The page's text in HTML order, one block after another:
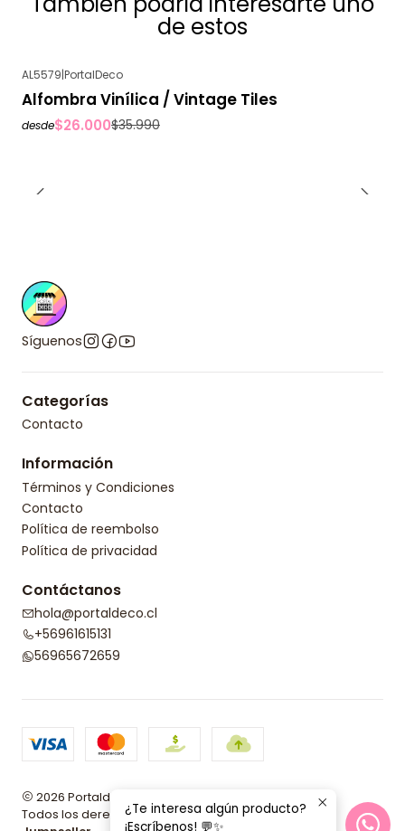
de estos
AL5579|PortalDeco
Alfombra Vinílica / Vintage Tiles
desde$26.000$35.990
Síguenos
Categorías
Contacto
Información
Términos y Condiciones
Contacto
Política de reembolso
Política de privacidad
Contáctanos
hola@portaldeco.cl
+56961615131
56965672659
2026 Portaldeco.
Todos los derechos reservados.Desarrollado por
¿Te interesa algún producto?
¡Escríbenos! 💬✨